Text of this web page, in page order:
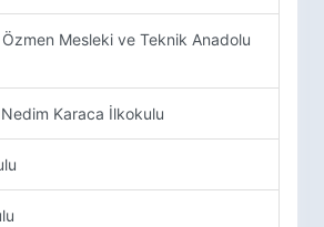
Mesleki ve Teknik Anadolu
Karaca İlkokulu